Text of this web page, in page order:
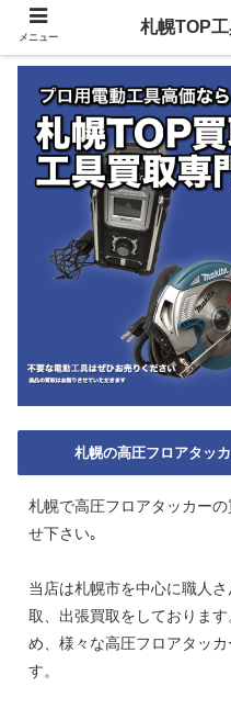
札幌の高圧フロアタッ
札幌で高圧フロアタッカー
せ下さい｡
当店は札幌市を中心に職人
取、出張買取をしておりま
め、様々な高圧フロアタッ
す。
メニュー
札幌TOP